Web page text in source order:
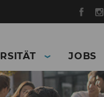
JOBS